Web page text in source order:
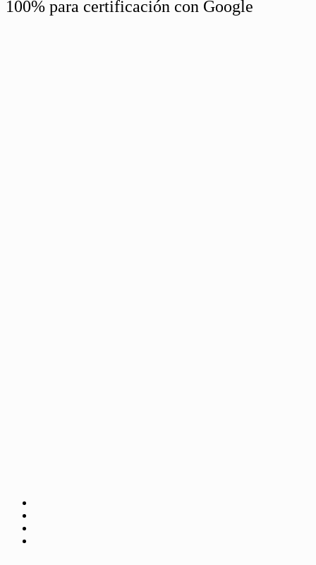
100% para certificación con Google